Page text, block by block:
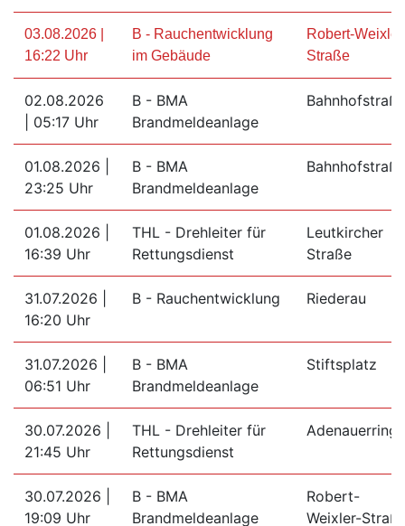
03.08.2026 |
16:22 Uhr
B - Rauchentwicklung
im Gebäude
Robert-
Straße
02.08.2026
| 05:17 Uhr
B - BMA
Brandmeldeanlage
Bahnhofstraße
01.08.2026 |
23:25 Uhr
B - BMA
Brandmeldeanlage
Bahnhofstraße
01.08.2026 |
16:39 Uhr
THL - Drehleiter für
Rettungsdienst
Leutkircher
Straße
31.07.2026 |
16:20 Uhr
B - Rauchentwicklung Riederau
31.07.2026 |
06:51 Uhr
B - BMA
Brandmeldeanlage
Stiftsplatz
30.07.2026 |
21:45 Uhr
THL - Drehleiter für
Rettungsdienst
Adenauerring
30.07.2026 |
19:09 Uhr
B - BMA
Brandmeldeanlage
Robert-
Weixler-